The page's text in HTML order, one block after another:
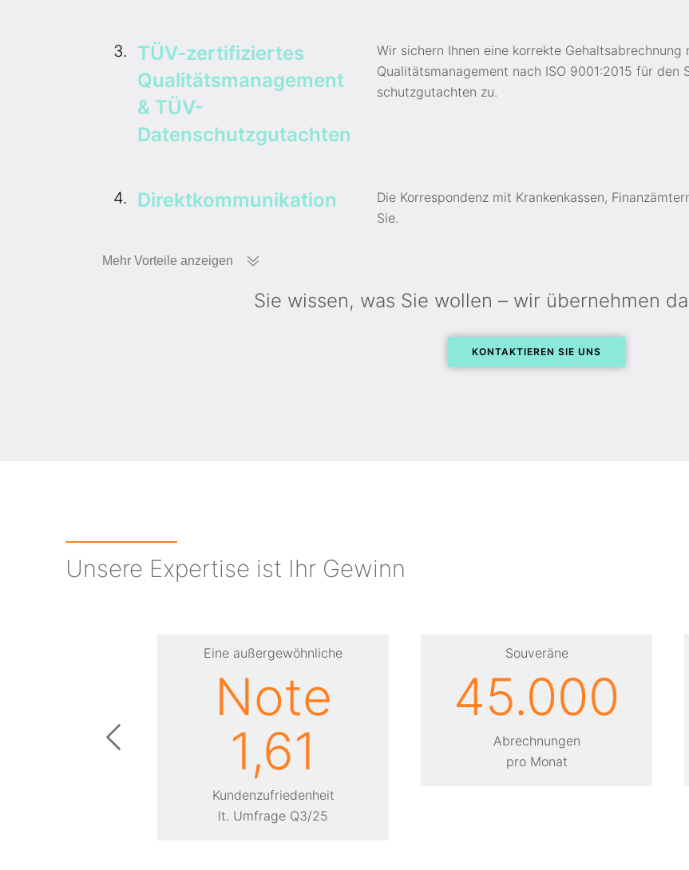
3.
TÜV-zertifiziertes
Qualitätsmanagement
& TÜV-
Datenschutzgutachten
Wir sichern Ihnen eine korrekte
Qualitätsmanagement nach ISO 9001:2015 für
schutz­gut­achten zu.
4. Direktkommunikation
Die Korres­pondenz mit Kranken­kassen,
Sie.
Mehr Vorteile anzeigen
Sie wissen, was Sie wollen – wir über­nehmen
KONTAKTIEREN SIE UNS
Unsere Ex­pertise ist Ihr Gewinn
Eine außergewöhnliche
Note
1,61
Kunden­zufrieden­heit
lt. Umfrage Q3/25
Souveräne
45.000
Abrech­nungen
pro Monat